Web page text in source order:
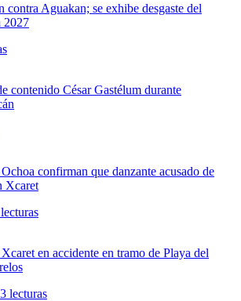
contra Aguakan; se exhibe desgaste del
2027
contenido César Gastélum durante
confirman que danzante acusado de
Xcaret
lecturas
en accidente en tramo de Playa del
lecturas